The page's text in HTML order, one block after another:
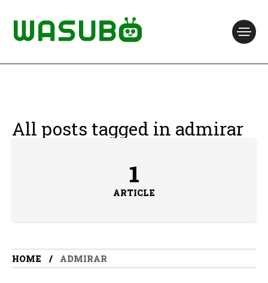
All posts tagged in admirar
1
ARTICLE
HOME ADMIRAR